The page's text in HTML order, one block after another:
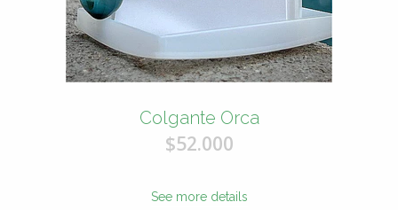
Colgante Orca
$52.000
See more details